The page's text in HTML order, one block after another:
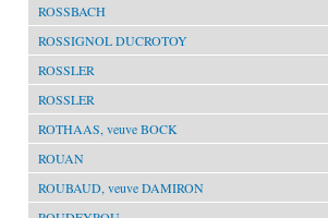
ROSSBACH
ROSSIGNOL DUCROTOY
ROSSLER
ROSSLER
ROTHAAS, veuve BOCK
ROUAN
ROUBAUD, veuve DAMIRON